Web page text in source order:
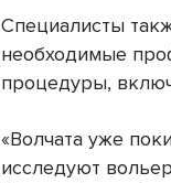
Специалисты
необходимые
процедуры,
«Волчата уже
исследуют